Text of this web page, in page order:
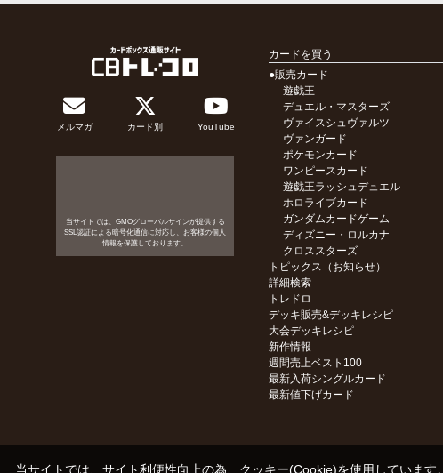
メルマガ カード別 YouTube
当サイトでは、GMOグローバルサインが提供する
SSL認証による暗号化通信に対応し、お客様の個人
情報を保護しております。
カードを買う
●販売カード
遊戯王
デュエル・マスターズ
ヴァイスシュヴァルツ
ヴァンガード
ポケモンカード
ワンピースカード
遊戯王ラッシュデュエル
ホロライブカード
ガンダムカードゲーム
ディズニー・ロルカナ
クロススターズ
トピックス（お知らせ）
詳細検索
トレドロ
デッキ販売&デッキレシピ
大会デッキレシピ
新作情報
週間売上ベスト100
最新入荷シングルカード
最新値下げカード
当サイトでは、サイト利便性向上の為、クッキー(Cookie)を使用しています。